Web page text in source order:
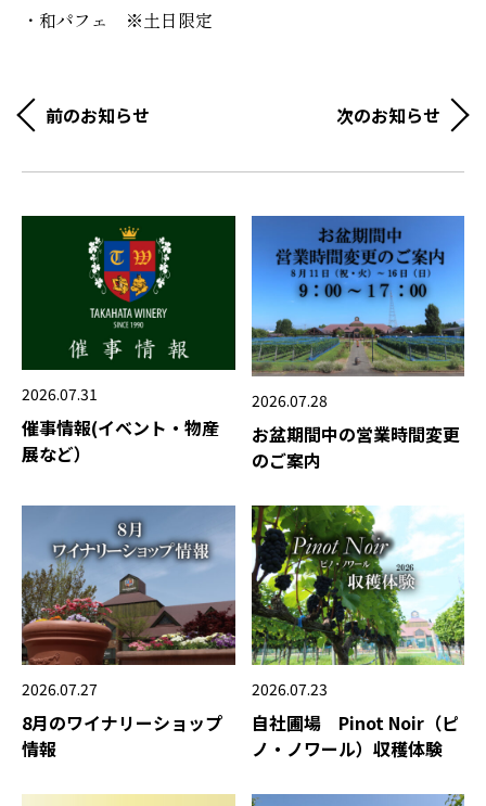
・和パフェ ※土日限定
前のお知らせ 次のお知らせ
2026.07.31
催事情報(イベント・物産
展など）
2026.07.28
お盆期間中の営業時間変更
のご案内
2026.07.27
8月のワイナリーショップ
情報
2026.07.23
自社圃場 Pinot Noir（ピ
ノ・ノワール）収穫体験